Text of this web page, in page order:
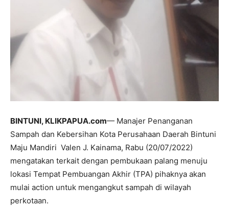
BINTUNI, KLIKPAPUA.com— Manajer Penanganan
Sampah dan Kebersihan Kota Perusahaan Daerah Bintuni
Maju Mandiri Valen J. Kainama, Rabu (20/07/2022)
mengatakan terkait dengan pembukaan palang menuju
lokasi Tempat Pembuangan Akhir (TPA) pihaknya akan
mulai action untuk mengangkut sampah di wilayah
perkotaan.